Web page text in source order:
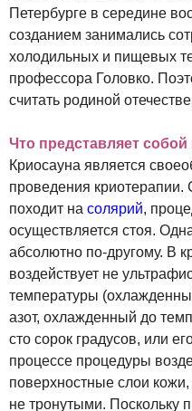
Петербурге в середине
созданием занимались
холодильных и пищевых
профессора Головко.
считать родиной
Что представляет собой
Криосауна является
проведения криотерапии.
походит на солярий,
осуществляется стоя.
абсолютно по-другому. В
воздействует не
температуры
азот, охлажденный до
сто сорок градусов, или
процессе процедуры
поверхностные слои
не тронутыми. Поскольку